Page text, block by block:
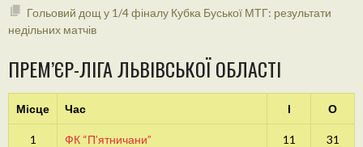
Гольовий дощ у 1/4 фіналу Кубка Буської МТГ: результати
недільних матчів
ПРЕМ’ЄР-ЛІГА ЛЬВІВСЬКОЇ ОБЛАСТІ
Місце Час І О
1 ФК “П’ятничани” 11 31